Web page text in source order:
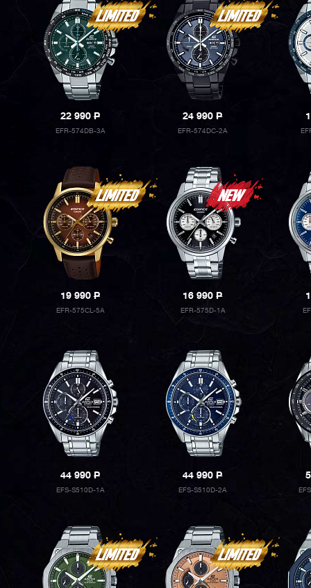
22 990P
EFR-574DB-3A
24 990P
EFR-574DC-2A
19 990P
EFR-575CL-5A
16 990P
EFR-575D-1A
44 990P
EFS-S510D-1A
44 990P
EFS-S510D-2A